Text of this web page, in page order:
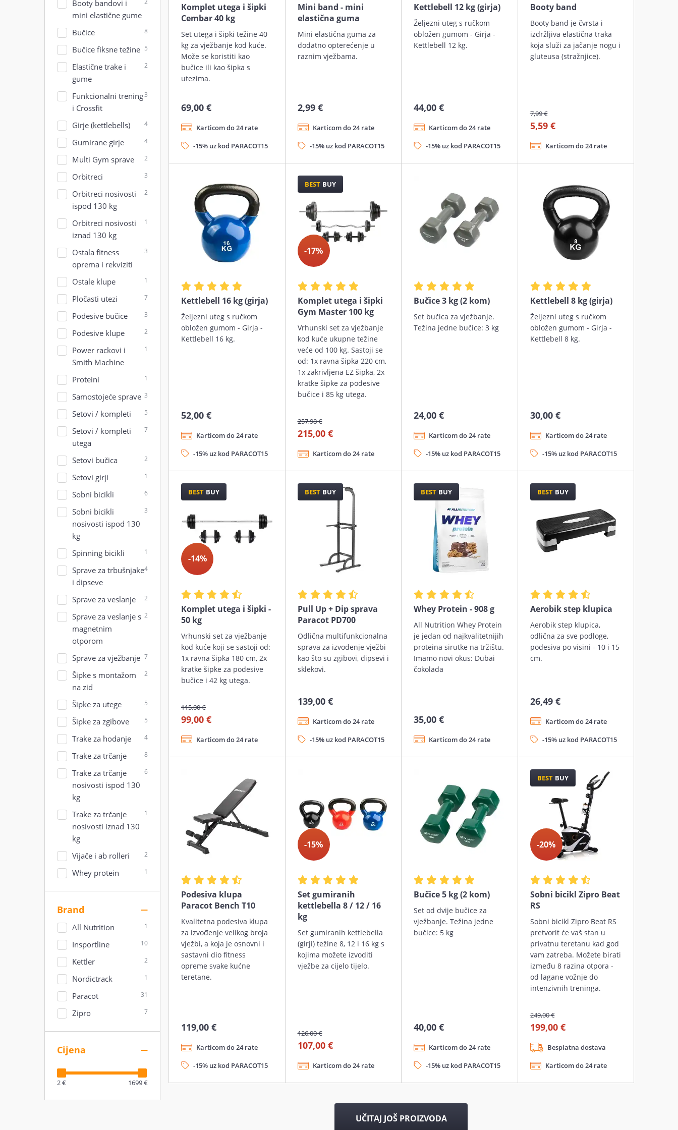
Booty bandovi i
mini elastične gume
2
Bučice 8
Bučice fiksne težine 5
Elastične trake i
gume
2
Funkcionalni trening
i Crossfit
3
Girje (kettlebells) 4
Gumirane girje 4
Multi Gym sprave 2
Orbitreci 3
Orbitreci nosivosti
ispod 130 kg
2
Orbitreci nosivosti
iznad 130 kg
1
Ostala fitness
oprema i rekviziti
3
Ostale klupe 1
Pločasti utezi 7
Podesive bučice 3
Podesive klupe 2
Power rackovi i
Smith Machine
1
Proteini 1
Samostojeće sprave 3
Setovi / kompleti 5
Setovi / kompleti
utega
7
Setovi bučica 2
Setovi girji 1
Sobni bicikli 6
Sobni bicikli
nosivosti ispod 130
kg
3
Spinning bicikli 1
Sprave za trbušnjake
i dipseve
4
Sprave za veslanje 2
Sprave za veslanje s
magnetnim
otporom
2
Sprave za vježbanje 7
Šipke s montažom
na zid
2
Šipke za utege 5
Šipke za zgibove 5
Trake za hodanje 4
Trake za trčanje 8
Trake za trčanje
nosivosti ispod 130
kg
6
Trake za trčanje
nosivosti iznad 130
kg
1
Vijače i ab rolleri 2
Whey protein 1
Brand
All Nutrition 1
Insportline 10
Kettler 2
Nordictrack 1
Paracot 31
Zipro 7
Cijena
2 € 1699 €
Komplet utega i šipki
Cembar 40 kg
Set utega i šipki težine 40
kg za vježbanje kod kuće.
Može se koristiti kao
bučice ili kao šipka s
utezima.
69,00 €
Karticom do 24 rate
-15% uz kod PARACOT15
Mini band - mini
elastična guma
Mini elastična guma za
dodatno opterećenje u
raznim vježbama.
2,99 €
Karticom do 24 rate
-15% uz kod PARACOT15
Kettlebell 12 kg (girja)
Željezni uteg s ručkom
obložen gumom - Girja -
Kettlebell 12 kg.
44,00 €
Karticom do 24 rate
-15% uz kod PARACOT15
Booty band
Booty band je čvrsta i
izdržljiva elastična traka
koja služi za jačanje nogu i
gluteusa (stražnjice).
7,99 €
5,59 €
Karticom do 24 rate
Kettlebell 16 kg (girja)
Željezni uteg s ručkom
obložen gumom - Girja -
Kettlebell 16 kg.
52,00 €
Karticom do 24 rate
-15% uz kod PARACOT15
BEST BUY
-17%
Komplet utega i šipki
Gym Master 100 kg
Vrhunski set za vježbanje
kod kuće ukupne težine
veće od 100 kg. Sastoji se
od: 1x ravna šipka 220 cm,
1x zakrivljena EZ šipka, 2x
kratke šipke za podesive
bučice i 85 kg utega.
257,98 €
215,00 €
Karticom do 24 rate
Bučice 3 kg (2 kom)
Set bučica za vježbanje.
Težina jedne bučice: 3 kg
24,00 €
Karticom do 24 rate
-15% uz kod PARACOT15
Kettlebell 8 kg (girja)
Željezni uteg s ručkom
obložen gumom - Girja -
Kettlebell 8 kg.
30,00 €
Karticom do 24 rate
-15% uz kod PARACOT15
BEST BUY
-14%
Komplet utega i šipki -
50 kg
Vrhunski set za vježbanje
kod kuće koji se sastoji od:
1x ravna šipka 180 cm, 2x
kratke šipke za podesive
bučice i 42 kg utega.
115,00 €
99,00 €
Karticom do 24 rate
BEST BUY
Pull Up + Dip sprava
Paracot PD700
Odlična multifunkcionalna
sprava za izvođenje vježbi
kao što su zgibovi, dipsevi i
sklekovi.
139,00 €
Karticom do 24 rate
-15% uz kod PARACOT15
BEST BUY
Whey Protein - 908 g
All Nutrition Whey Protein
je jedan od najkvalitetnijih
proteina sirutke na tržištu.
Imamo novi okus: Dubai
čokolada
35,00 €
Karticom do 24 rate
BEST BUY
Aerobik step klupica
Aerobik step klupica,
odlična za sve podloge,
podesiva po visini - 10 i 15
cm.
26,49 €
Karticom do 24 rate
-15% uz kod PARACOT15
Podesiva klupa
Paracot Bench T10
Kvalitetna podesiva klupa
za izvođenje velikog broja
vježbi, a koja je osnovni i
sastavni dio fitness
opreme svake kućne
teretane.
119,00 €
Karticom do 24 rate
-15% uz kod PARACOT15
-15%
Set gumiranih
kettlebella 8 / 12 / 16
kg
Set gumiranih kettlebella
(girji) težine 8, 12 i 16 kg s
kojima možete izvoditi
vježbe za cijelo tijelo.
126,00 €
107,00 €
Karticom do 24 rate
Bučice 5 kg (2 kom)
Set od dvije bučice za
vježbanje. Težina jedne
bučice: 5 kg
40,00 €
Karticom do 24 rate
-15% uz kod PARACOT15
BEST BUY
-20%
Sobni bicikl Zipro Beat
RS
Sobni bicikl Zipro Beat RS
pretvorit će vaš stan u
privatnu teretanu kad god
vam zatreba. Možete birati
između 8 razina otpora -
od lagane vožnje do
intenzivnih treninga.
249,00 €
199,00 €
Besplatna dostava
Karticom do 24 rate
UČITAJ JOŠ PROIZVODA